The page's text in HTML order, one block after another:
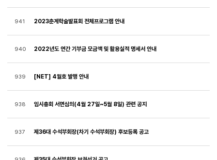
941 2023춘계학술발표회 전체프로그램 안내
940 2022년도 연간 기부금 모금액 및 활용실적 명세서 안내
939 [NET] 4월호 발행 안내
938 임시총회 서면심의(4월 27일~5월 8일) 관련 공지
937 제36대 수석부회장(차기 수석부회장) 후보등록 공고